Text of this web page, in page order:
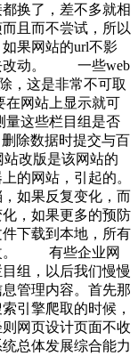
换了，差不多就相
且而不尝试，所以
果网站的url不影
去改动。 一些web
，这是非常不可取
在网站上显示就可
量这些栏目组是否
除数据时提交与百
改版是该网站的
的网站，引起的。
如果反复变化，而
，如果更多的预防
下载到本地，所有
改。 有些企业网
组，以后我们慢慢
管理内容。首先那
引擎爬取的时候，
网页设计页面不收
总体发展综合能力